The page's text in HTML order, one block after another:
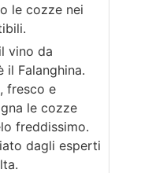
le cozze nei
vino da
il Falanghina.
fresco e
le cozze
freddissimo.
dagli esperti